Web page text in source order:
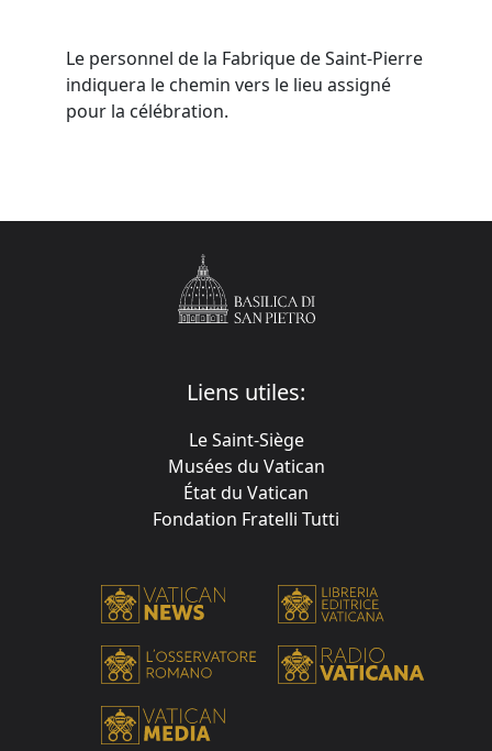
Le personnel de la Fabrique de Saint-Pierre
indiquera le chemin vers le lieu assigné
pour la célébration.
Liens utiles:
Le Saint-Siège
Musées du Vatican
État du Vatican
Fondation Fratelli Tutti